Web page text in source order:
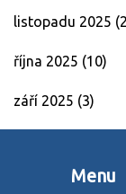
listopadu 2025
října 2025 (10)
září 2025 (3)
Menu